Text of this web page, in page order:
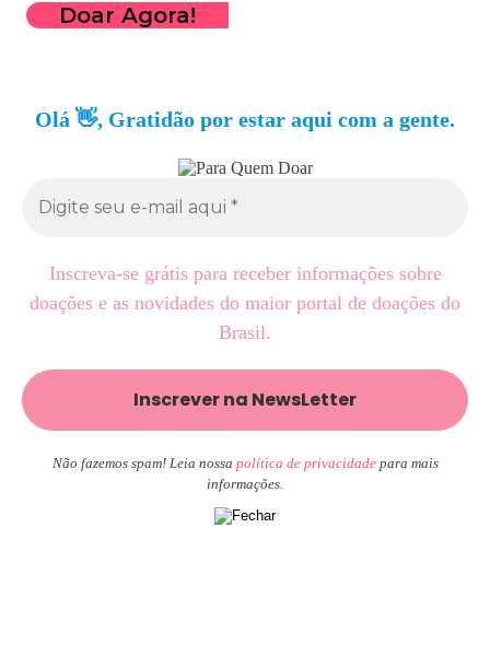
Doar Agora!
Olá 👋, Gratidão por estar aqui com a gente.
Inscreva-se grátis para receber informações sobre
doações e as novidades do maior portal de doações do
Brasil.
Não fazemos spam! Leia nossa política de privacidadepara mais
informações.